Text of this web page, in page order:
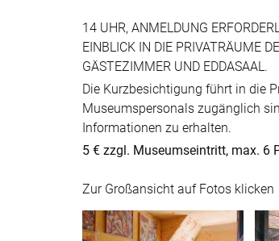
14 UHR, ANMELDUNG
EINBLICK IN DIE PRIVATRÄUME
GÄSTEZIMMER UND EDDASAAL.
Die Kurzbesichtigung führt in die
Museumspersonals zugänglich
Informationen zu erhalten.
5 € zzgl. Museumseintritt, max. 6
Zur Großansicht auf Fotos klicken